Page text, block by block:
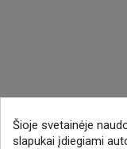
Šioje svetainėje
slapukai įdiegiami